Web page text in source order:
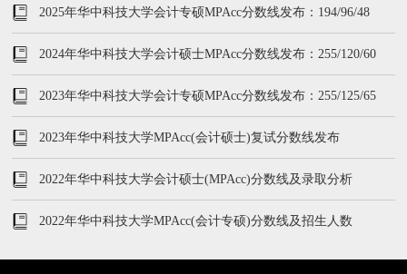
2025年华中科技大学会计专硕MPAcc分数线发布：194/96/48
2024年华中科技大学会计硕士MPAcc分数线发布：255/120/60
2023年华中科技大学会计专硕MPAcc分数线发布：255/125/65
2023年华中科技大学MPAcc(会计硕士)复试分数线发布
2022年华中科技大学会计硕士(MPAcc)分数线及录取分析
2022年华中科技大学MPAcc(会计专硕)分数线及招生人数